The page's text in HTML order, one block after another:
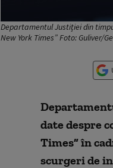
Departamentul Justiției din
New York Times” Foto: Guliver/
date despre
Times” în
scurgeri de